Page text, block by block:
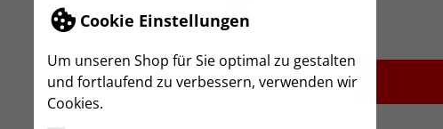
Cookie Einstellungen
Um unseren Shop für Sie optimal zu gestalten
und fortlaufend zu verbessern, verwenden wir
Cookies.
- +